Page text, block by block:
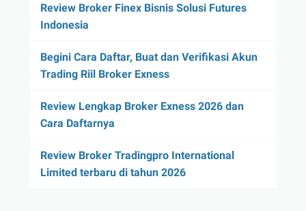
Review Broker Finex Bisnis Solusi Futures
Indonesia
Begini Cara Daftar, Buat dan Verifikasi Akun
Trading Riil Broker Exness
Review Lengkap Broker Exness 2026 dan
Cara Daftarnya
Review Broker Tradingpro International
Limited terbaru di tahun 2026